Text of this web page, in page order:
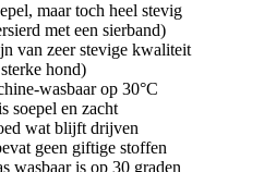
maar toch heel stevig
met een sierband)
van zeer stevige kwaliteit
hond)
wasbaar op 30°C
soepel en zacht
wat blijft drijven
geen giftige stoffen
wasbaar is op 30 graden